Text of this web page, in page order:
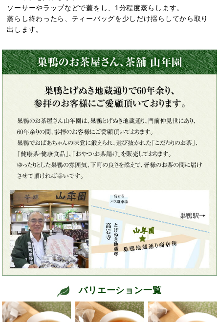
ソーサーやラップなどで蓋をし、1分程度蒸らします。
蒸らし終わったら、ティーバッグを少しだけ揺らしてから取り
出します。
バリエーション一覧